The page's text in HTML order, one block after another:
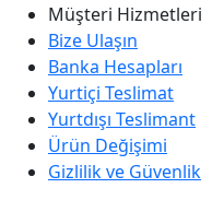
Müşteri Hizmetleri
Bize Ulaşın
Banka Hesapları
Yurtiçi Teslimat
Yurtdışı Teslimant
Ürün Değişimi
Gizlilik ve Güvenlik